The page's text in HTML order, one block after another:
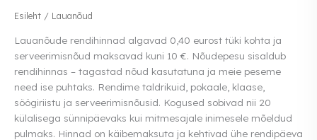
Esileht / Lauanõud
Lauanõude rendihinnad algavad 0,40 eurost tüki kohta ja
serveerimisnõud maksavad kuni 10 €. Nõudepesu sisaldub
rendihinnas – tagastad nõud kasutatuna ja meie peseme
need ise puhtaks. Rendime taldrikuid, pokaale, klaase,
söögiriistu ja serveerimisnõusid. Kogused sobivad nii 20
külalisega sünnipäevaks kui mitmesajale inimesele mõeldud
pulmaks. Hinnad on käibemaksuta ja kehtivad ühe rendipäeva